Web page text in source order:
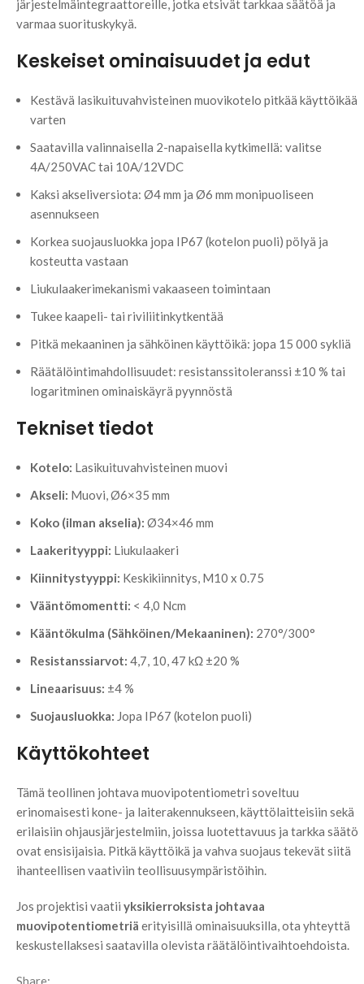
järjestelmäintegraattoreille, jotka etsivät tarkkaa säätöä ja
varmaa suorituskykyä.
Keskeiset ominaisuudet ja edut
Kestävä lasikuituvahvisteinen muovikotelo pitkää käyttöikää
varten
Saatavilla valinnaisella 2-napaisella kytkimellä: valitse
4A/250VAC tai 10A/12VDC
Kaksi akseliversiota: Ø4 mm ja Ø6 mm monipuoliseen
asennukseen
Korkea suojausluokka jopa IP67 (kotelon puoli) pölyä ja
kosteutta vastaan
Liukulaakerimekanismi vakaaseen toimintaan
Tukee kaapeli- tai riviliitinkytkentää
Pitkä mekaaninen ja sähköinen käyttöikä: jopa 15 000 sykliä
Räätälöintimahdollisuudet: resistanssitoleranssi ±10 % tai
logaritminen ominaiskäyrä pyynnöstä
Tekniset tiedot
Kotelo: Lasikuituvahvisteinen muovi
Akseli: Muovi, Ø6×35 mm
Koko (ilman akselia): Ø34×46 mm
Laakerityyppi: Liukulaakeri
Kiinnitystyyppi: Keskikiinnitys, M10 x 0.75
Vääntömomentti: < 4,0 Ncm
Kääntökulma (Sähköinen/Mekaaninen): 270°/300°
Resistanssiarvot: 4,7, 10, 47 kΩ ±20 %
Lineaarisuus: ±4 %
Suojausluokka: Jopa IP67 (kotelon puoli)
Käyttökohteet
Tämä teollinen johtava muovipotentiometri soveltuu
erinomaisesti kone- ja laiterakennukseen, käyttölaitteisiin sekä
erilaisiin ohjausjärjestelmiin, joissa luotettavuus ja tarkka säätö
ovat ensisijaisia. Pitkä käyttöikä ja vahva suojaus tekevät siitä
ihanteellisen vaativiin teollisuusympäristöihin.
Jos projektisi vaatii yksikierroksista johtavaa
muovipotentiometriä erityisillä ominaisuuksilla, ota yhteyttä
keskustellaksesi saatavilla olevista räätälöintivaihtoehdoista.
Share: